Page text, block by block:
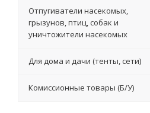
Отпугиватели насекомых,
грызунов, птиц, собак и
уничтожители насекомых
Для дома и дачи (тенты, сети)
Комиссионные товары (Б/У)